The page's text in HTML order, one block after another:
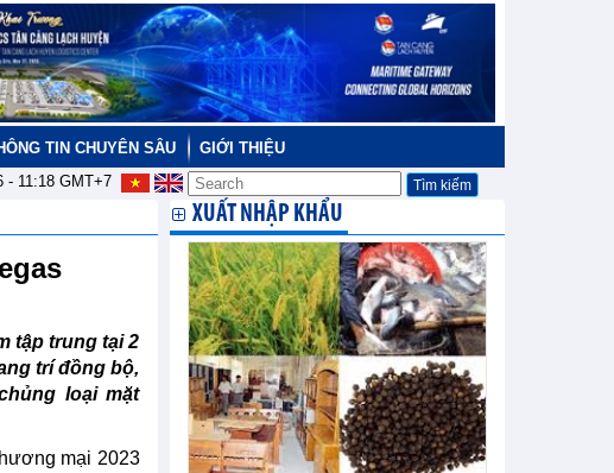
TIN CHUYÊN SÂU
GIỚI THIỆU
- 11:18GMT+7
tập trung tại 2
trí đồng bộ,
loại mặt
mại 2023
XUẤT NHẬP KHẨU